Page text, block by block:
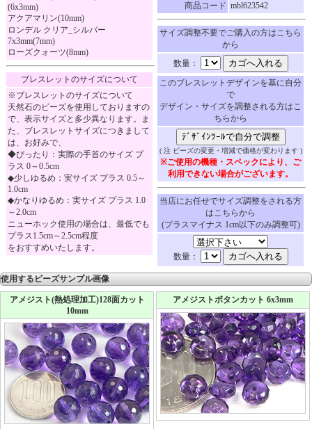
(6x3mm)
アクアマリン(10mm)
ロンデル クリア_シルバー
7x3mm(7mm)
ローズクォーツ(8mm)
ブレスレットのサイズについて
※ブレスレットのサイズについて
天然石のビーズを使用しておりますの
で、表示サイズと多少異なります。ま
た、ブレスレットサイズにつきまして
は、お好みで、
◆ぴったり：実際の手首のサイズ プ
ラス 0～0.5cm
◆少しゆるめ：実サイズ プラス 0.5～
1.0cm
◆かなりゆるめ：実サイズ プラス 1.0
～2.0cm
ニューホック使用の場合は、最低でも
プラス1.5cm～2.5cm程度
をおすすめいたします。
商品コード mbl623542
サイズ調整不要でご購入の方はこちら
から
数量：
このブレスレットデザインを基に自分
で
デザイン・サイズを調整される方はこ
ちらから
( 注 ビーズの変更・増減で価格が変わります )
※ご使用の機種・スペックにより、ご
利用できない場合がございます。
当店にお任せでサイズ調整をされる方
はこちらから
(プラスマイナス 1cm以下のみ調整可)
数量：
使用するビーズサンプル画像
アメジスト(熱処理加工)128面カット
10mm
アメジストボタンカット 6x3mm